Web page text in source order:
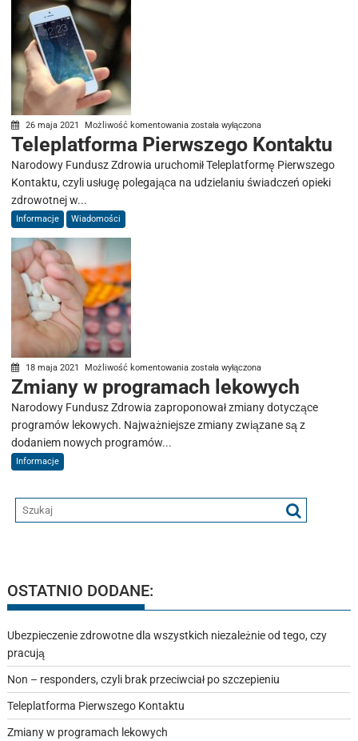
26 maja 2021 Możliwość komentowaniaTeleplatforma
Pierwszego
Kontaktu
została wyłączona
Teleplatforma Pierwszego Kontaktu
Narodowy Fundusz Zdrowia uruchomił Teleplatformę Pierwszego
Kontaktu, czyli usługę polegająca na udzielaniu świadczeń opieki
zdrowotnej w...
Informacje Wiadomości
18 maja 2021 Możliwość komentowaniaZmiany
w
lekowych
została wyłączona
Zmiany w programach lekowych
Narodowy Fundusz Zdrowia zaproponował zmiany dotyczące
programów lekowych. Najważniejsze zmiany związane są z
dodaniem nowych programów...
Informacje
OSTATNIO DODANE:
Ubezpieczenie zdrowotne dla wszystkich niezależnie od tego, czy
pracują
Non – responders, czyli brak przeciwciał po szczepieniu
Teleplatforma Pierwszego Kontaktu
Zmiany w programach lekowych